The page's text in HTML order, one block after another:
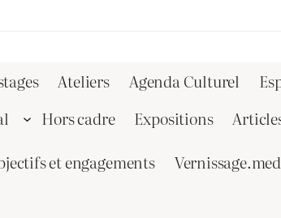
Ateliers Agenda Culturel
Hors cadre Expositions
et engagements